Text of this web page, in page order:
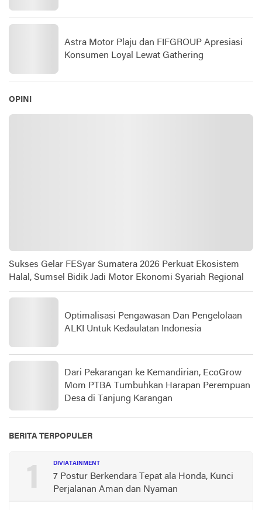
Astra Motor Plaju dan FIFGROUP Apresiasi
Konsumen Loyal Lewat Gathering
OPINI
Sukses Gelar FESyar Sumatera 2026 Perkuat Ekosistem
Halal, Sumsel Bidik Jadi Motor Ekonomi Syariah Regional
Optimalisasi Pengawasan Dan Pengelolaan
ALKI Untuk Kedaulatan Indonesia
Dari Pekarangan ke Kemandirian, EcoGrow
Mom PTBA Tumbuhkan Harapan Perempuan
Desa di Tanjung Karangan
BERITA TERPOPULER
1 DIVIATAINMENT
7 Postur Berkendara Tepat ala Honda, Kunci
Perjalanan Aman dan Nyaman